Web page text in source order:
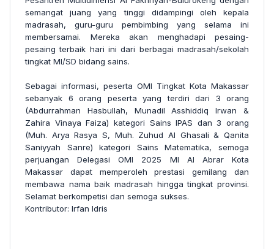
semangat juang yang tinggi didampingi oleh kepala
madrasah, guru-guru pembimbing yang selama ini
membersamai. Mereka akan menghadapi pesaing-
pesaing terbaik hari ini dari berbagai madrasah/sekolah
tingkat MI/SD bidang sains.
Sebagai informasi, peserta OMI Tingkat Kota Makassar
sebanyak 6 orang peserta yang terdiri dari 3 orang
(Abdurrahman Hasbullah, Munadil Asshiddiq Irwan &
Zahira Vinaya Faiza) kategori Sains IPAS dan 3 orang
(Muh. Arya Rasya S, Muh. Zuhud Al Ghasali & Qanita
Saniyyah Sanre) kategori Sains Matematika, semoga
perjuangan Delegasi OMI 2025 MI Al Abrar Kota
Makassar dapat memperoleh prestasi gemilang dan
membawa nama baik madrasah hingga tingkat provinsi.
Selamat berkompetisi dan semoga sukses.
Kontributor: Irfan Idris